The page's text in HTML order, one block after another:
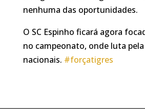
nenhuma das oportunidades.
O SC Espinho ficará agora
no campeonato, onde luta
nacionais. ‪#‎forçatigres‬